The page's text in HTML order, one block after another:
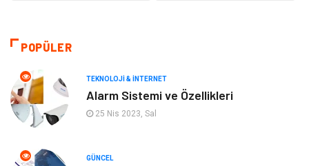
Tatil
Bilgisayar & Yazılım Genel Kültür
Mobilya
Turizm
POPÜLER
TEKNOLOJI & İNTERNET
Alarm Sistemi ve Özellikleri
25 Nis 2023, Sal
GÜNCEL